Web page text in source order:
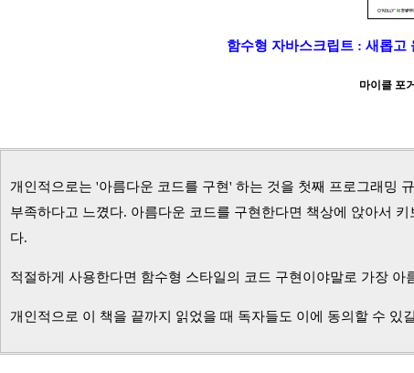
함수형 자바스크립트 : 새롭고
마이클 포
개인적으로는 '아름다운 코드를 구현' 하는 것을 첫째 프로그래밍
부족하다고 느꼈다. 아름다운 코드를 구현한다면 책상에 앉아서
다.
적절하게 사용한다면 함수형 스타일의 코드 구현이야말로 가장
개인적으로 이 책을 끝까지 읽었을 때 독자들도 이에 동의할 수 있